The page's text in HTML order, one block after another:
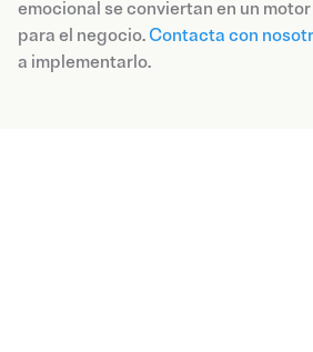
emocional se conviertan en un
para el negocio. Contacta con
a implementarlo.